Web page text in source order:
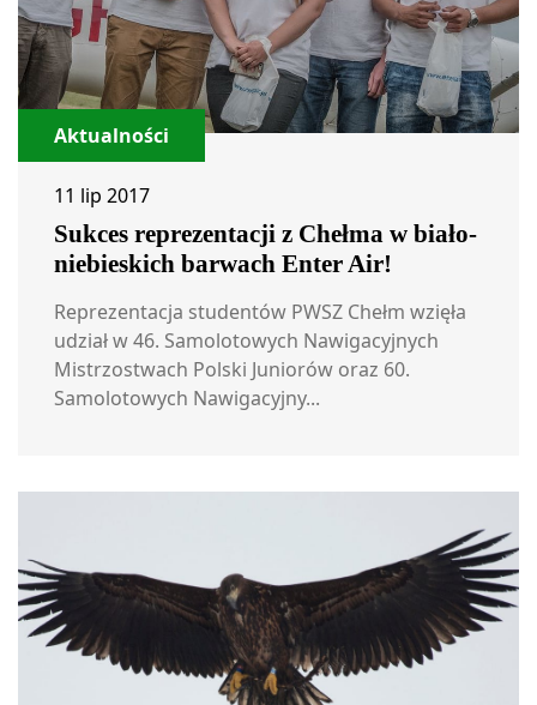
Aktualności
11 lip 2017
Sukces reprezentacji z Chełma w biało-
niebieskich barwach Enter Air!
Reprezentacja studentów PWSZ Chełm wzięła
udział w 46. Samolotowych Nawigacyjnych
Mistrzostwach Polski Juniorów oraz 60.
Samolotowych Nawigacyjny...